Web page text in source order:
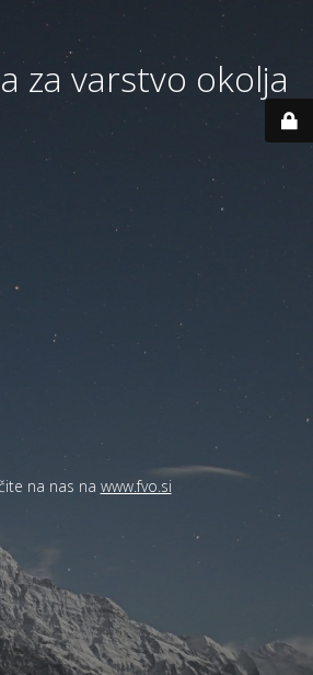
za varstvo okolja
na nas na www.fvo.si